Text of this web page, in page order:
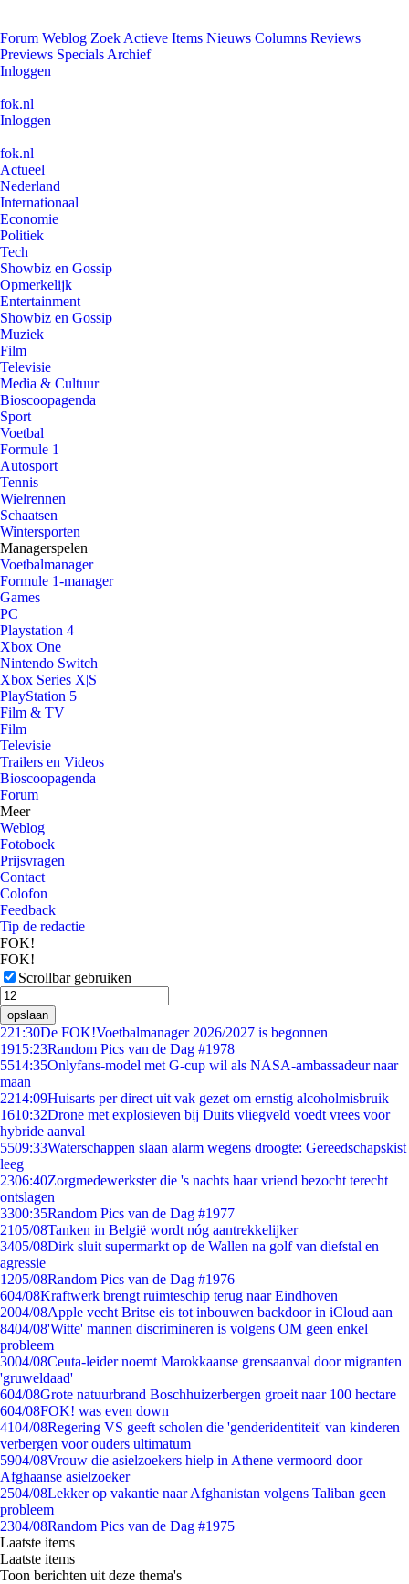
Forum Weblog Zoek Actieve Items Nieuws Columns Reviews
Previews Specials Archief
Inloggen
fok.nl
Inloggen
fok.nl
Actueel
Nederland
Internationaal
Economie
Politiek
Tech
Showbiz en Gossip
Opmerkelijk
Entertainment
Showbiz en Gossip
Muziek
Film
Televisie
Media & Cultuur
Bioscoopagenda
Sport
Voetbal
Formule 1
Autosport
Tennis
Wielrennen
Schaatsen
Wintersporten
Managerspelen
Voetbalmanager
Formule 1-manager
Games
PC
Playstation 4
Xbox One
Nintendo Switch
Xbox Series X|S
PlayStation 5
Film & TV
Film
Televisie
Trailers en Videos
Bioscoopagenda
Forum
Meer
Weblog
Fotoboek
Prijsvragen
Contact
Colofon
Feedback
Tip de redactie
FOK!
FOK!
Scrollbar gebruiken
opslaan
221:30De FOK!Voetbalmanager 2026/2027 is begonnen
1915:23Random Pics van de Dag #1978
5514:35Onlyfans-model met G-cup wil als NASA-ambassadeur naar
maan
2214:09Huisarts per direct uit vak gezet om ernstig alcoholmisbruik
1610:32Drone met explosieven bij Duits vliegveld voedt vrees voor
hybride aanval
5509:33Waterschappen slaan alarm wegens droogte: Gereedschapskist
leeg
2306:40Zorgmedewerkster die 's nachts haar vriend bezocht terecht
ontslagen
3300:35Random Pics van de Dag #1977
2105/08Tanken in België wordt nóg aantrekkelijker
3405/08Dirk sluit supermarkt op de Wallen na golf van diefstal en
agressie
1205/08Random Pics van de Dag #1976
604/08Kraftwerk brengt ruimteschip terug naar Eindhoven
2004/08Apple vecht Britse eis tot inbouwen backdoor in iCloud aan
8404/08'Witte' mannen discrimineren is volgens OM geen enkel
probleem
3004/08Ceuta-leider noemt Marokkaanse grensaanval door migranten
'gruweldaad'
604/08Grote natuurbrand Boschhuizerbergen groeit naar 100 hectare
604/08FOK! was even down
4104/08Regering VS geeft scholen die 'genderidentiteit' van kinderen
verbergen voor ouders ultimatum
5904/08Vrouw die asielzoekers hielp in Athene vermoord door
Afghaanse asielzoeker
2504/08Lekker op vakantie naar Afghanistan volgens Taliban geen
probleem
2304/08Random Pics van de Dag #1975
Laatste items
Laatste items
Toon berichten uit deze thema's